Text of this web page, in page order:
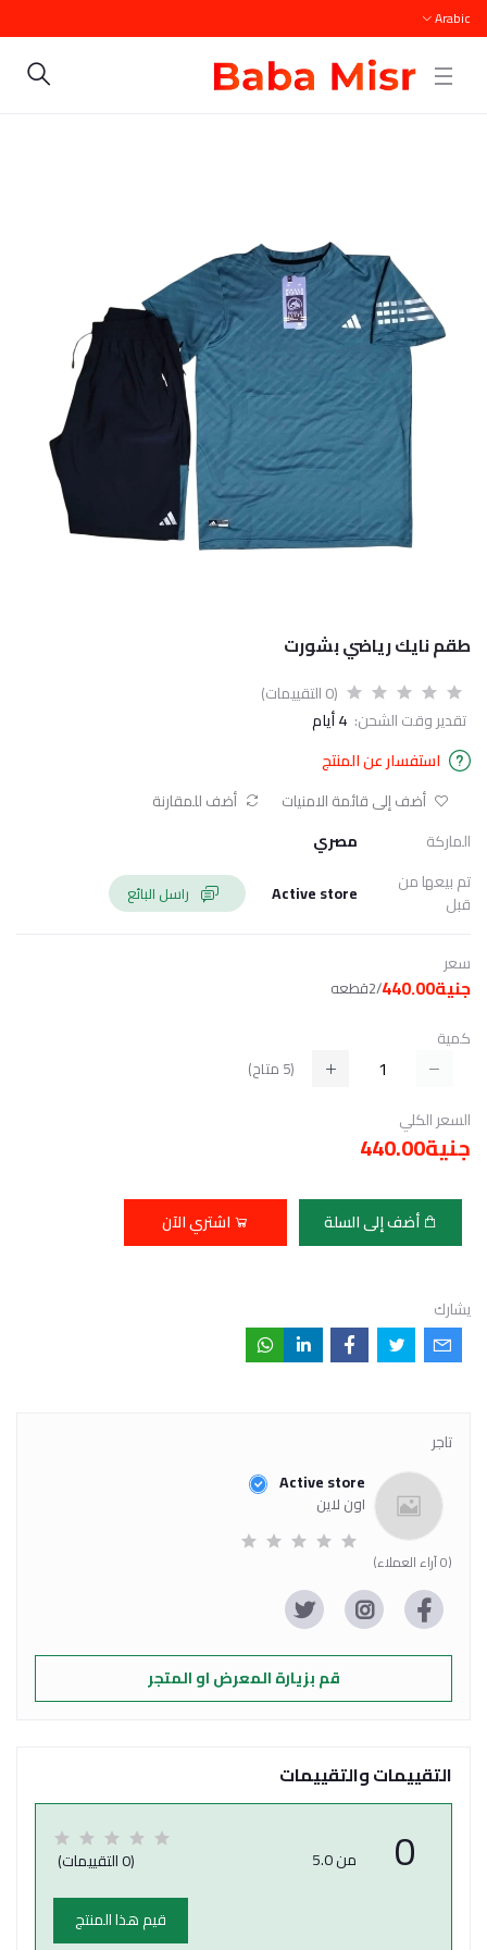
Arabic
طقم نايك رياضي بشورت
(0 التقييمات)
تقدير وقت الشحن: 4 أيام
استفسار عن المنتج
أضف إلى قائمة الامنيات
أضف للمقارنة
الماركة
مصري
تم بيعها من
قبل
Active store
سعر
جنية440.00 /2قطعه
كمية
(
5 متاح)
السعر الكلي
جنية440.00
أضف إلى السلة اشتري الآن
يشارك
تاجر
Active store
اون لاين
(0 آراء العملاء)
قم بزيارة المعرض او المتجر
التقييمات والتقييمات
0 من 5.0 (0 التقييمات)
قيم هذا المنتج